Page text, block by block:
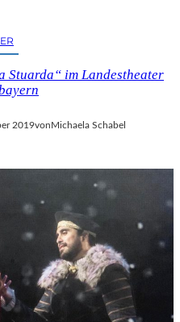
Stuarda“ im Landestheater
2019vonMichaela Schabel